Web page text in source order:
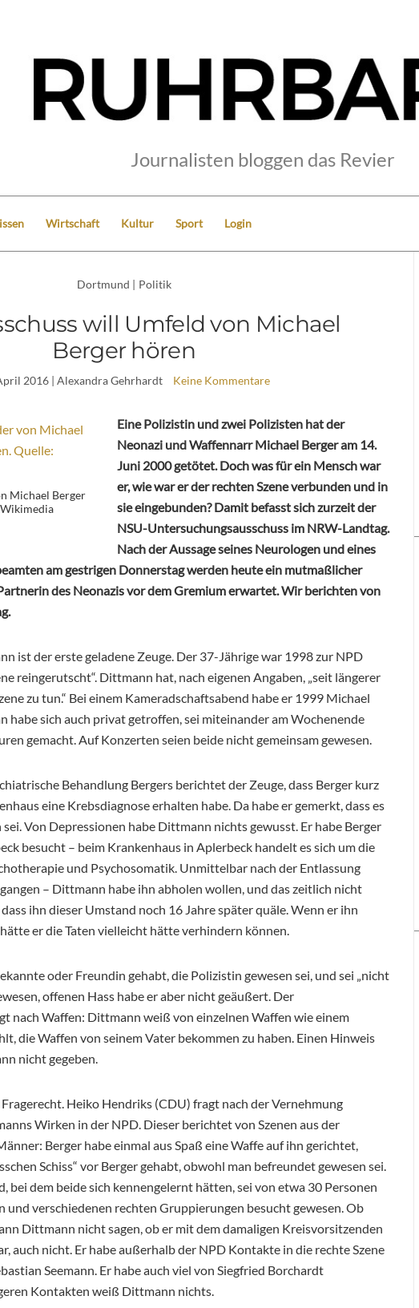
Journalisten bloggen das Revier
Wirtschaft Kultur Sport Login
Dortmund | Politik
will Umfeld von Michael
Berger hören
2016 | Alexandra Gehrhardt Keine Kommentare
Michael Berger
Eine Polizistin und zwei Polizisten hat der
Neonazi und Waffennarr Michael Berger am 14.
Juni 2000 getötet. Doch was für ein Mensch war
er, wie war er der rechten Szene verbunden und in
sie eingebunden? Damit befasst sich zurzeit der
NSU-Untersuchungsausschuss im NRW-Landtag.
Nach der Aussage seines Neurologen und eines
am gestrigen Donnerstag werden heute ein mutmaßlicher
des Neonazis vor dem Gremium erwartet. Wir berichten von
ist der erste geladene Zeuge. Der 37-Jährige war 1998 zur NPD
reingerutscht“. Dittmann hat, nach eigenen Angaben, „seit längerer
zu tun.“ Bei einem Kameradschaftsabend habe er 1999 Michael
habe sich auch privat getroffen, sei miteinander am Wochenende
gemacht. Auf Konzerten seien beide nicht gemeinsam gewesen.
Behandlung Bergers berichtet der Zeuge, dass Berger kurz
eine Krebsdiagnose erhalten habe. Da habe er gemerkt, dass es
Von Depressionen habe Dittmann nichts gewusst. Er habe Berger
besucht – beim Krankenhaus in Aplerbeck handelt es sich um die
und Psychosomatik. Unmittelbar nach der Entlassung
– Dittmann habe ihn abholen wollen, und das zeitlich nicht
ihn dieser Umstand noch 16 Jahre später quäle. Wenn er ihn
er die Taten vielleicht hätte verhindern können.
oder Freundin gehabt, die Polizistin gewesen sei, und sei „nicht
offenen Hass habe er aber nicht geäußert. Der
nach Waffen: Dittmann weiß von einzelnen Waffen wie einem
die Waffen von seinem Vater bekommen zu haben. Einen Hinweis
nicht gegeben.
Heiko Hendriks (CDU) fragt nach der Vernehmung
Wirken in der NPD. Dieser berichtet von Szenen aus der
Berger habe einmal aus Spaß eine Waffe auf ihn gerichtet,
Schiss“ vor Berger gehabt, obwohl man befreundet gewesen sei.
bei dem beide sich kennengelernt hätten, sei von etwa 30 Personen
und verschiedenen rechten Gruppierungen besucht gewesen. Ob
Dittmann nicht sagen, ob er mit dem damaligen Kreisvorsitzenden
auch nicht. Er habe außerhalb der NPD Kontakte in die rechte Szene
Seemann. Er habe auch viel von Siegfried Borchardt
Kontakten weiß Dittmann nichts.